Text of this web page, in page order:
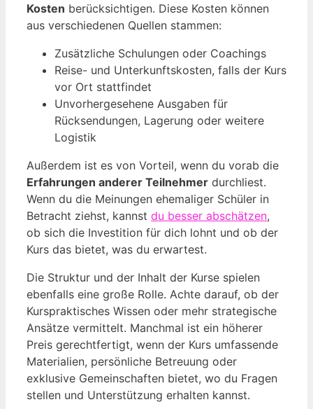
Kosten berücksichtigen. Diese Kosten können
aus verschiedenen Quellen stammen:
Zusätzliche Schulungen oder Coachings
Reise- und Unterkunftskosten, falls der Kurs
vor Ort stattfindet
Unvorhergesehene Ausgaben für
Rücksendungen, Lagerung oder weitere
Logistik
Außerdem ist es von Vorteil, wenn du vorab die
Erfahrungen anderer Teilnehmer durchliest.
Wenn du die Meinungen ehemaliger Schüler in
Betracht ziehst, kannst du besser abschätzen,
ob sich die Investition für dich lohnt und ob der
Kurs das bietet, was du erwartest.
Die Struktur und der Inhalt der Kurse spielen
ebenfalls eine große Rolle. Achte darauf, ob der
Kurspraktisches Wissen oder mehr strategische
Ansätze vermittelt. Manchmal ist ein höherer
Preis gerechtfertigt, wenn der Kurs umfassende
Materialien, persönliche Betreuung oder
exklusive Gemeinschaften bietet, wo du Fragen
stellen und Unterstützung erhalten kannst.